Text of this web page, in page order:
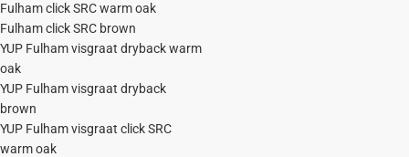
Fulham click SRC warm oak
Fulham click SRC brown
YUP Fulham visgraat dryback warm
oak
YUP Fulham visgraat dryback
brown
YUP Fulham visgraat click SRC
warm oak